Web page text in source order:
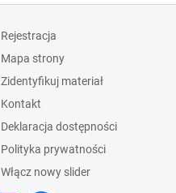
Rejestracja
Mapa strony
Zidentyfikuj materiał
Kontakt
Deklaracja dostępności
Polityka prywatności
Włącz nowy slider